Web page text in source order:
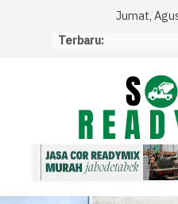
Jumat,
Terbaru: